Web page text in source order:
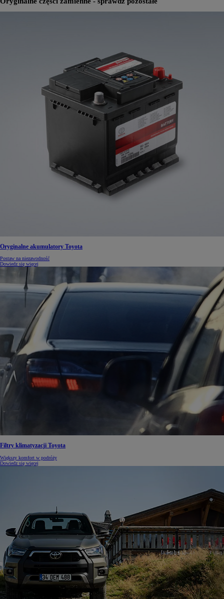
Oryginalne akumulatory Toyota
Postaw na niezawodność
Dowiedz się więcej
Filtry klimatyzacji Toyota
Większy komfort w podróży
Dowiedz się więcej